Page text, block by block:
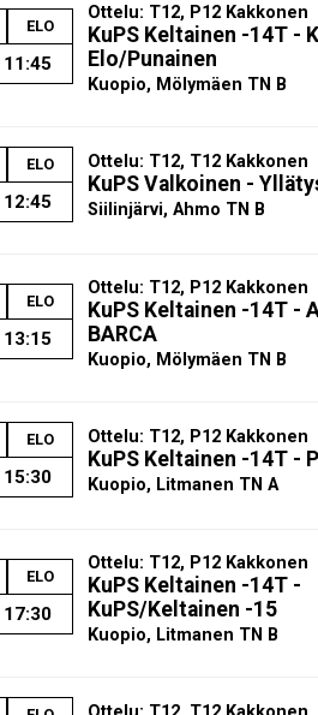
ELO
11:45
Ottelu: T12, P12 Kakkonen
KuPS Keltainen -14T -
Elo/Punainen
Kuopio, Mölymäen TN B
ELO
12:45
Ottelu: T12, T12 Kakkonen
KuPS Valkoinen -
Siilinjärvi, Ahmo TN B
ELO
13:15
Ottelu: T12, P12 Kakkonen
KuPS Keltainen -14T -
BARCA
Kuopio, Mölymäen TN B
ELO
15:30
Ottelu: T12, P12 Kakkonen
KuPS Keltainen -14T -
Kuopio, Litmanen TN A
ELO
17:30
Ottelu: T12, P12 Kakkonen
KuPS Keltainen -14T -
KuPS/Keltainen -15
Kuopio, Litmanen TN B